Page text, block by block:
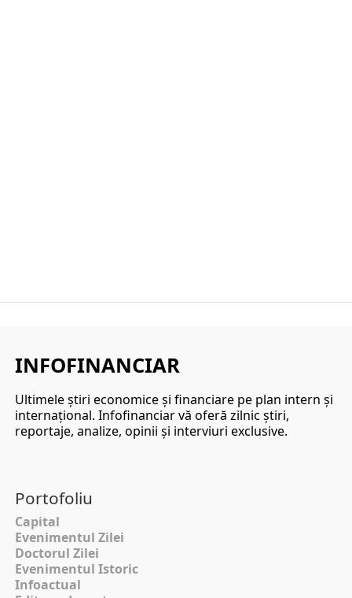
INFOFINANCIAR
Ultimele ştiri economice şi financiare pe plan intern şi
internaţional. Infofinanciar vă oferă zilnic ştiri,
reportaje, analize, opinii şi interviuri exclusive.
Portofoliu
Capital
Evenimentul Zilei
Doctorul Zilei
Evenimentul Istoric
Infoactual